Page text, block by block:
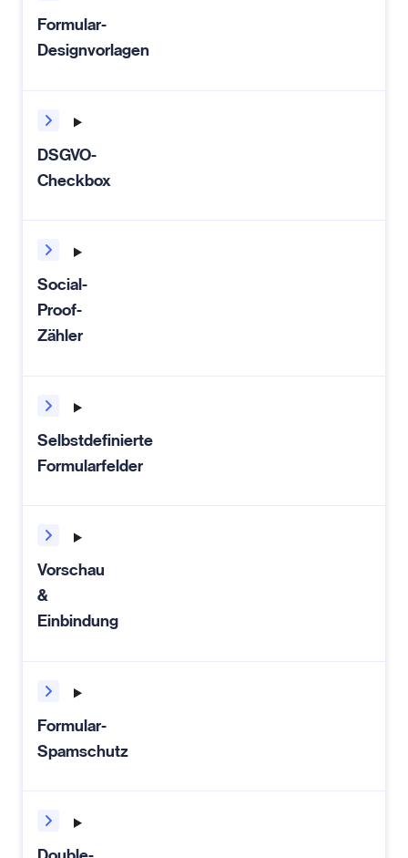
Formular-
Designvorlagen
DSGVO-
Checkbox
Social-
Proof-
Zähler
Selbstdefinierte
Formularfelder
Vorschau
&
Einbindung
Formular-
Spamschutz